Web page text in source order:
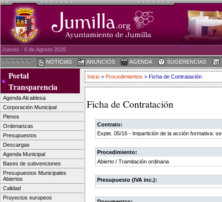
Jueves - 6 de Agosto 2026
NOTICIAS ANUNCIOS AGENDA SUGERENCIAS
Portal
Transparencia
Agenda Alcaldesa
Corporación Municipal
Plenos
Ordenanzas
Presupuestos
Descargas
Agenda Municipal
Bases de subvenciones
Presupuestos Municipales
Abiertos
Calidad
Proyectos europeos
Inicio > Procedimientos > Ficha de Contratación
Ficha de Contratación
Contrato:
Expte. 05/16 - Impartición de la acción formativa:
Procedimiento:
Abierto / Tramitación ordinaria
Presupuesto (IVA inc.):